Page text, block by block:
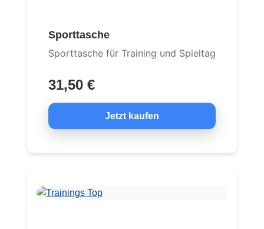
Sporttasche
Sporttasche für Training und Spieltag
31,50 €
Jetzt kaufen